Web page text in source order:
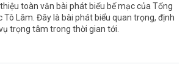
toàn văn bài phát biểu bế mạc của Tổng
Tô Lâm. Đây là bài phát biểu quan trọng, định
trọng tâm trong thời gian tới.